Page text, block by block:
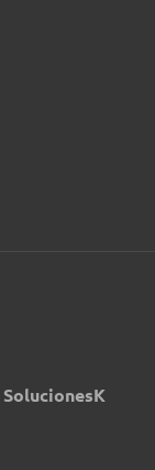
SolucionesK